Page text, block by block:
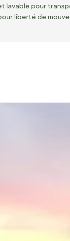
lavable pour
liberté de